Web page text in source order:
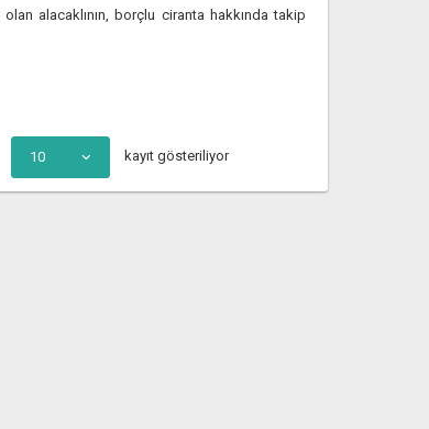
alacaklının, borçlu ciranta hakkında takip
10 kayıt gösteriliyor